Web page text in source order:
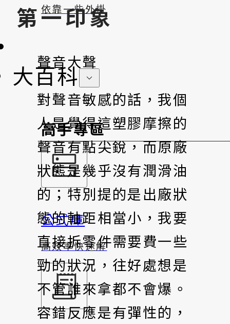
依靠一些外掛
大百科
高手專區
公式庫
高效率快速解
第一印象
聲音大聲
對聲音敏感的話，我個
人是覺得這塑膠摩擦的
聲音有點尖銳，而原廠
狀態是幾乎沒有潤滑油
的；特別提的是出廠狀
態的軸距相當小，我要
直接拆零件需要費一些
勁的狀況，往好處想是
不管誰來拿都不會爆。
容錯反應是有彈性的，